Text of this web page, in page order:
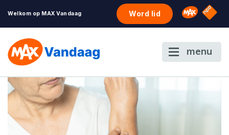
Welkom op MAX Vandaag Word lid Omroep
NPO
menu